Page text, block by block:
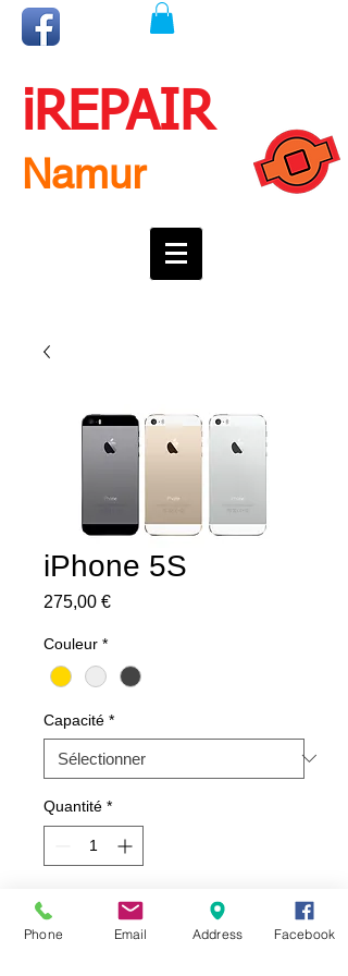
iREPAIR
Namur
iPhone 5S
275,00 €Prix
Couleur *
Capacité *
Quantité *
Ajouter au panier
Phone Email Address Facebook